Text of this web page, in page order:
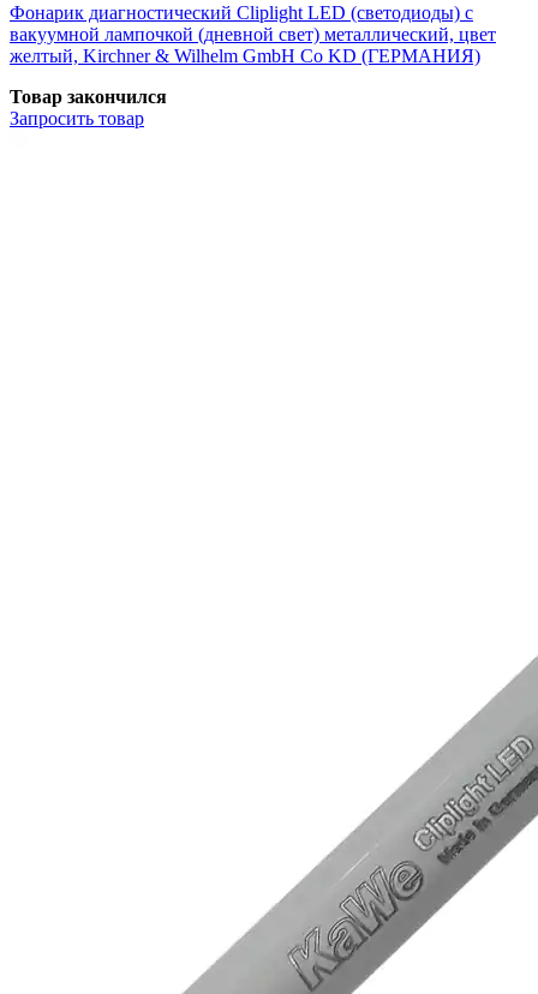
Фонарик диагностический Cliplight LED (светодиоды) с
вакуумной лампочкой (дневной свет) металлический, цвет
желтый, Kirchner & Wilhelm GmbH Co KD (ГЕРМАНИЯ)
Товар закончился
Запросить товар